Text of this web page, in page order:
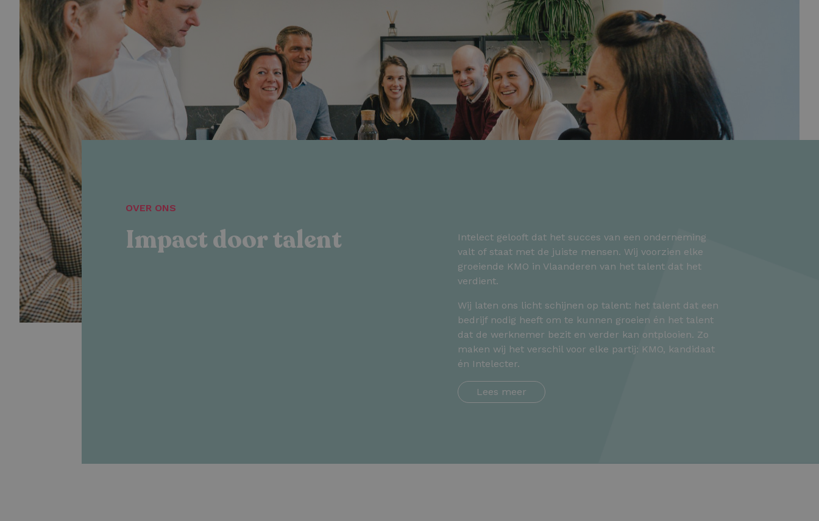
OVER ONS
Impact door talent
Intelect gelooft dat het succes van een onderneming
valt of staat met de juiste mensen. Wij voorzien elke
groeiende KMO in Vlaanderen van het talent dat het
verdient.
Wij laten ons licht schijnen op talent: het talent dat een
bedrijf nodig heeft om te kunnen groeien én het talent
dat de werknemer bezit en verder kan ontplooien. Zo
maken wij het verschil voor elke partij: KMO, kandidaat
én Intelecter.
Lees meer